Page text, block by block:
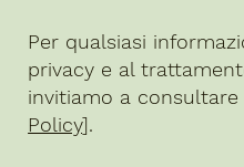
Per qualsiasi
privacy e al
invitiamo a
Policy].